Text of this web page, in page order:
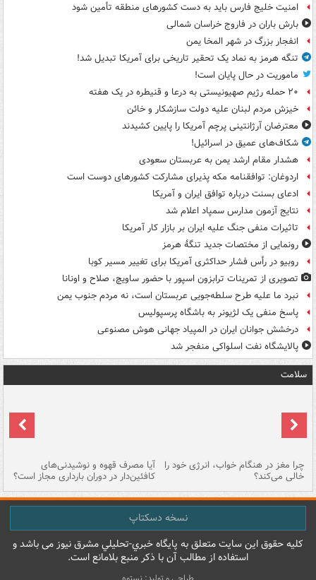
امنیت خلیج فارس باید به دست کشورهای منطقه تأمین شود
بارش باران در فاروج خراسان شمالی
انفجار بزرگ در شهر المخا یمن
تنگه هرمز به نماد یک تحقیر تاریخی برای آمریکا تبدیل شد!
ماموریت در حال پایان است!
۲۰ حمله رژیم صهیونیستی به درعا و قنیطره در یک هفته
خیزش مردم لبنان علیه دولت سازشکار و خائن
معترضان آرژانتینی پرچم آمریکا را پایین کشیدند
شکاف‌های عمیق در اسرائیل!
هشدار مقام ارشد یمن به عربستان سعودی
اردوغان: توافقنامه مکه پذیرای مشارکت کشورهای دوست است
ادعای بسنت درباره توافق ایران و آمریکا
نتایج آزمون مدارس سمپاد اعلام شد
تاثیرات منفی جنگ علیه ایران بر بازار کار آمریکا
رونمایی از مختصات جدید تنگۀ هرمز
روبیو در رأس فشار حداکثری آمریکا برای تغییر مسیر کوبا
تصویری از تمرینات ترابزون اسپور با حضور ساویچ، صلاح و اونانا
نبرد ما علیه طرح سلطه‌جویی عربستان است، نه مردم جنوب یمن
پاسخ منفی یک لژیونر به باشگاه پرسپولیس
درخشش جوانان ایران در المپیاد جهانی هوش مصنوعی
پالایشگاه نفت اسلواکی منفجر شد
سلامت
چرا مغز در هنگام خواب، انرژی خود را
خالی می‌کند؟
آیا مصرف قهوه و نوشیدنی‌های
کافئین‌دار در دوران بارداری مجاز است؟
نسخه دسکتاپ
کليه حقوق اين سايت متعلق به پایگاه خبري-تحليلي مشرق نيوز می باشد و
استفاده از مطالب آن با ذکر منبع بلامانع است.